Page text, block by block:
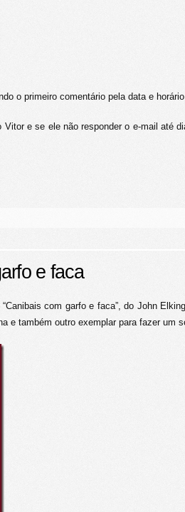
o primeiro comentário pela data e
Vitor e se ele não responder o e-mail até
e faca
com garfo e faca”, do John
e também outro exemplar para fazer um